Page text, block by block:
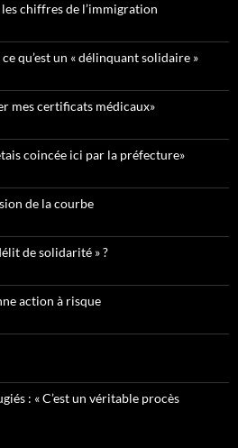
chiffres de l’immigration
qu’est un « délinquant solidaire »
mes certificats médicaux»
coincée ici par la préfecture»
de la courbe
de solidarité » ?
action à risque
: « C’est un véritable procès